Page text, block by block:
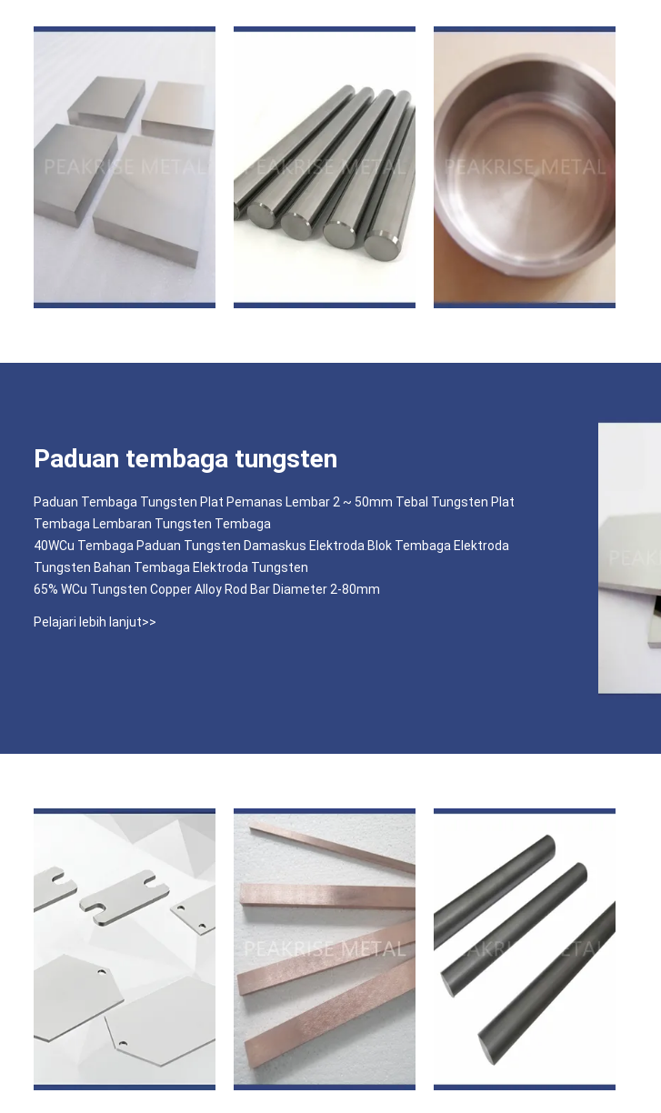
Paduan tembaga tungsten
Paduan Tembaga Tungsten Plat Pemanas Lembar 2 ~ 50mm Tebal Tungsten Plat
Tembaga Lembaran Tungsten Tembaga
40WCu Tembaga Paduan Tungsten Damaskus Elektroda Blok Tembaga Elektroda
Tungsten Bahan Tembaga Elektroda Tungsten
65% WCu Tungsten Copper Alloy Rod Bar Diameter 2-80mm
Pelajari lebih lanjut>>